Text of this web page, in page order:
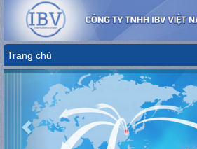
Trang chủ
Previous